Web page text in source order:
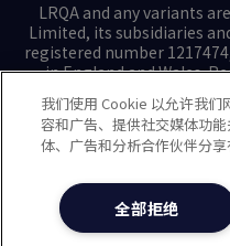
LRQA and any variants
Limited, its subsidiaries
registered number
in England and Wales.
Bickenhill Lane,
治理方针(英文)沪ICP备
我们使用 Cookie 以允许我们
容和广告、提供社交媒体功
体、广告和分析合作伙伴分享
全部拒绝